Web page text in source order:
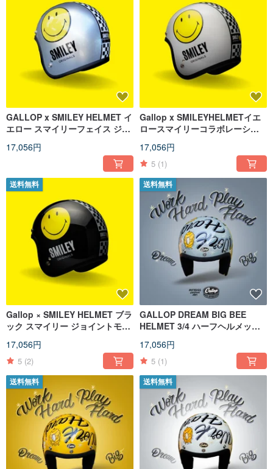
GALLOP x SMILEY HELMET イ
エロー スマイリーフェイス ジョ
ス セーフティヘルメット 電着シ
17,056円
Gallop x SMILEYHELMETイエ
ロースマイリーコラボレーショ
ワイト
17,056円
5 (1)
送料無料
Gallop × SMILEY HELMET ブラ
ック スマイリー ジョイントモデ
17,056円
5 (2)
送料無料
GALLOP DREAM BIG BEE
HELMET 3/4 ハーフヘルメット
17,056円
5 (1)
送料無料 送料無料